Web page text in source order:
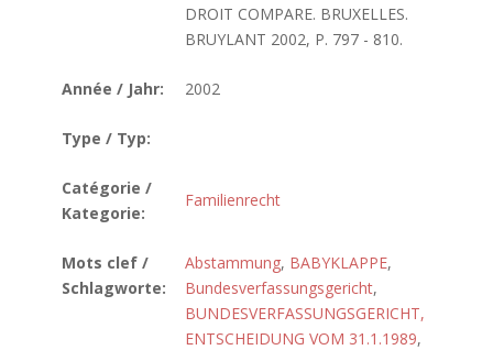
DROIT COMPARE. BRUXELLES.
BRUYLANT 2002, P. 797 - 810.
Année / Jahr: 2002
Type / Typ:
Catégorie /
Kategorie:
Familienrecht
Mots clef /
Schlagworte:
Abstammung, BABYKLAPPE,
Bundesverfassungsgericht,
BUNDESVERFASSUNGSGERICHT,
ENTSCHEIDUNG VOM 31.1.1989,